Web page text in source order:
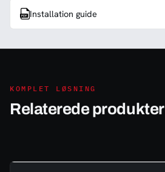
Installation guide
KOMPLET LØSNING
Relaterede produkter